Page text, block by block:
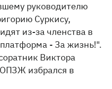
руководителю
Суркису,
из-за членства в
- За жизнь!".
Виктора
избрался в